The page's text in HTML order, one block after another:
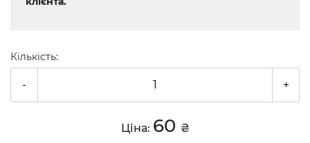
Кількість:
- +
Ціна: 60 ₴